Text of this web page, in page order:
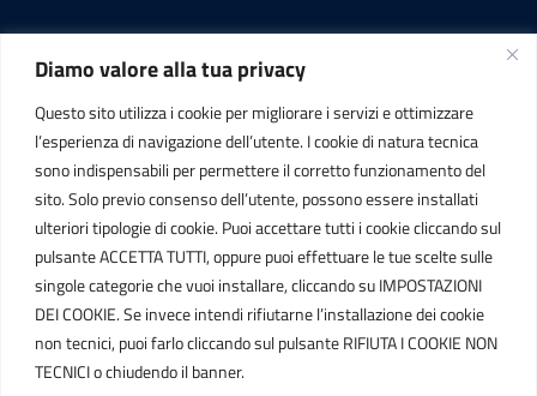
Diamo valore alla tua privacy
Questo sito utilizza i cookie per migliorare i servizi e ottimizzare
l’esperienza di navigazione dell’utente. I cookie di natura tecnica
sono indispensabili per permettere il corretto funzionamento del
sito. Solo previo consenso dell’utente, possono essere installati
ulteriori tipologie di cookie. Puoi accettare tutti i cookie cliccando sul
pulsante ACCETTA TUTTI, oppure puoi effettuare le tue scelte sulle
singole categorie che vuoi installare, cliccando su IMPOSTAZIONI
DEI COOKIE. Se invece intendi rifiutarne l’installazione dei cookie
non tecnici, puoi farlo cliccando sul pulsante RIFIUTA I COOKIE NON
TECNICI o chiudendo il banner.
INFORMAZIONI
C.F. / P.IVA
IT01807790686
POSTA ELETTRONICA
PEC
protocollo.sogetspa@pec.it